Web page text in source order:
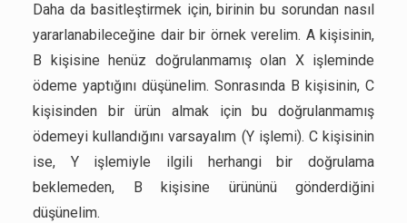
Daha da basitleştirmek için, birinin bu sorundan nasıl
yararlanabileceğine dair bir örnek verelim. A kişisinin,
B kişisine henüz doğrulanmamış olan X işleminde
ödeme yaptığını düşünelim. Sonrasında B kişisinin, C
kişisinden bir ürün almak için bu doğrulanmamış
ödemeyi kullandığını varsayalım (Y işlemi). C kişisinin
ise, Y işlemiyle ilgili herhangi bir doğrulama
beklemeden, B kişisine ürününü gönderdiğini
düşünelim.